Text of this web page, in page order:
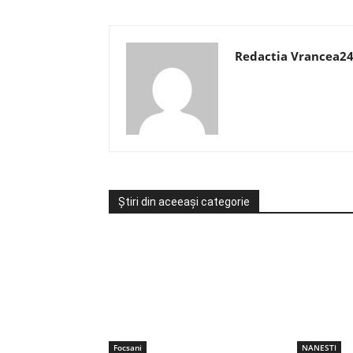
Redactia Vrancea24
Știri din aceeași categorie
Focsani NANESTI